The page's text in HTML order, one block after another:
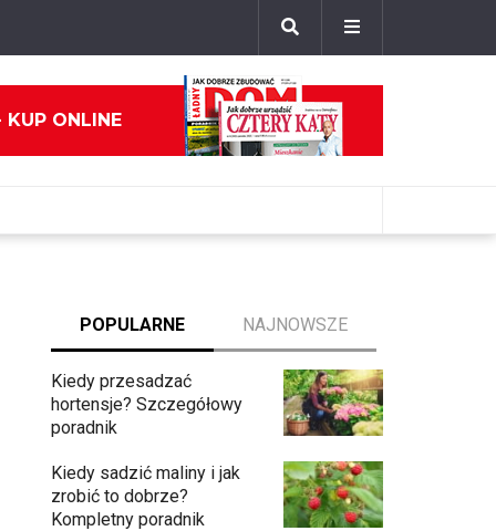
KUP ONLINE
POPULARNE NAJNOWSZE
Kiedy przesadzać
hortensje? Szczegółowy
poradnik
Kiedy sadzić maliny i jak
zrobić to dobrze?
Kompletny poradnik